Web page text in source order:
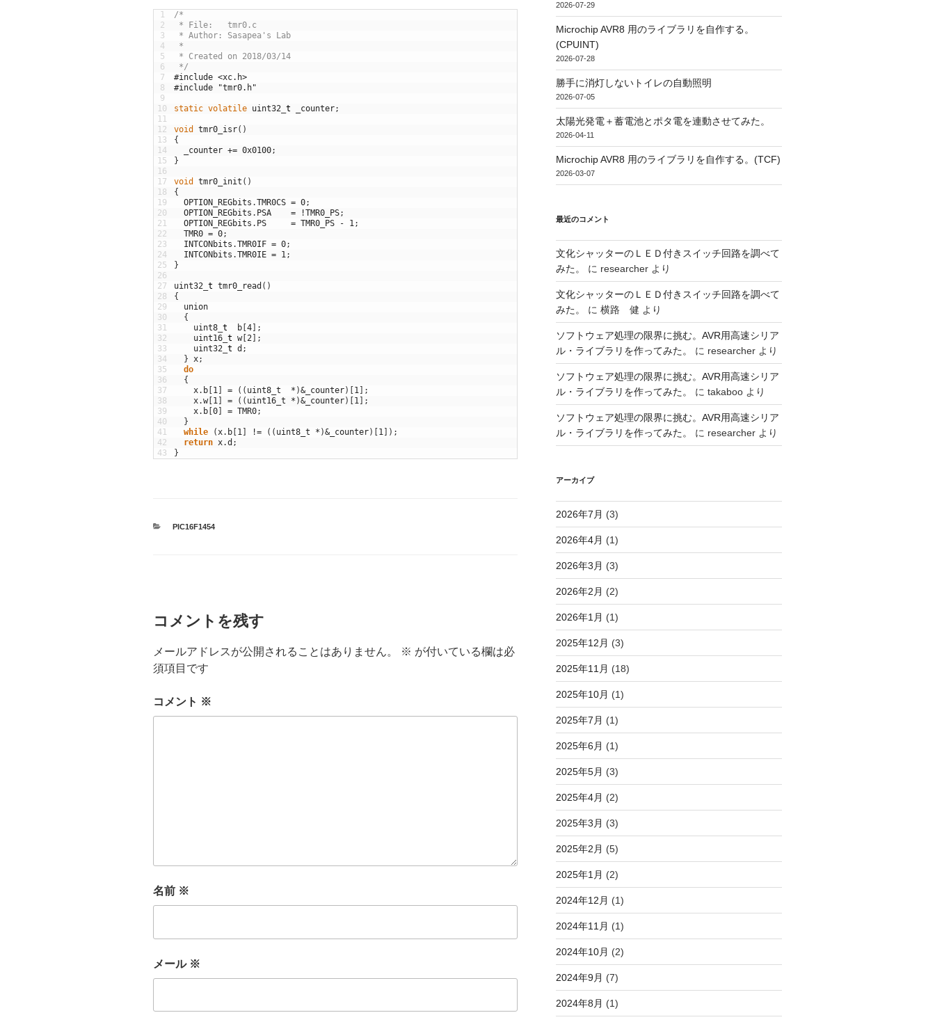
1
2
3
4
5
6
7
8
9
10
11
12
13
14
15
16
17
18
19
20
21
22
23
24
25
26
27
28
29
30
31
32
33
34
35
36
37
38
39
40
41
42
43
/*
* File:   tmr0.c
* Author: Sasapea's Lab
*
* Created on 2018/03/14
*/
#include <xc.h>
#include "tmr0.h"
static volatile uint32 t _counter;
void tmr0_isr( )
{
_counter += 0x0100;
}
void tmr0_init ( )
{
OPTION_REGbits .TMR0CS = 0;
OPTION_REGbits . PSA = !TMR0_PS;
OPTION_REGbits . PS = TMR0_PS - 1;
TMR0 = 0;
INTCONbits .TMR0IF = 0;
INTCONbits .TMR0IE = 1;
}
uint32 t tmr0_read ( )
{
union
{
uint8 t b 4
;
uint16 t w[ 2
;
uint32 t d ;
} x;
do
{
x. b 1 = ( ( uint8_t * )& _counter) 1
;
x.w[ 1 = ( ( uint16_t * )& _counter) 1
;
x. b 0 = TMR0;
}
while
(x. b 1 != ( ( uint8_t * )& _counter) 1 ) ;
return x.d ;
}
カ
PIC16F1454
コメントを残す
メールアドレスが公開されることはありません。 ※ が付いている欄は必
須項目です
コメント ※
名前 ※
メール ※
2026-07-29
Microchip AVR8 用のライブラリを自作する。
(CPUINT)
2026-07-28
勝手に消灯しないトイレの自動照明
2026-07-05
太陽光発電＋蓄電池とポタ電を連動させてみた。
2026-04-11
Microchip AVR8 用のライブラリを自作する。(TCF)
2026-03-07
最近のコメント
文化シャッターのＬＥＤ付きスイッチ回路を調べて
みた。
に researcherより
文化シャッターのＬＥＤ付きスイッチ回路を調べて
みた。
に 横路 健 より
ソフトウェア処理の限界に挑む。AVR用高速シリア
ル・ライブラリを作ってみた。
に researcherより
ソフトウェア処理の限界に挑む。AVR用高速シリア
ル・ライブラリを作ってみた。
に takabooより
ソフトウェア処理の限界に挑む。AVR用高速シリア
ル・ライブラリを作ってみた。
に researcherより
アーカイブ
2026年7月 (3)
2026年4月 (1)
2026年3月 (3)
2026年2月 (2)
2026年1月 (1)
2025年12月 (3)
2025年11月 (18)
2025年10月 (1)
2025年7月 (1)
2025年6月 (1)
2025年5月 (3)
2025年4月 (2)
2025年3月 (3)
2025年2月 (5)
2025年1月 (2)
2024年12月 (1)
2024年11月 (1)
2024年10月 (2)
2024年9月 (7)
2024年8月 (1)